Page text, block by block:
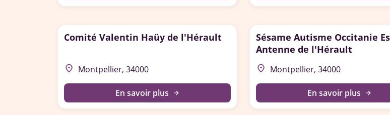
Comité Valentin Haüy de l'Hérault
place Montpellier, 34000
En savoir plus arrow_forward
Sésame Autisme Occitanie
Antenne de l'Hérault
place Montpellier, 34000
En savoir plus arrow_forward